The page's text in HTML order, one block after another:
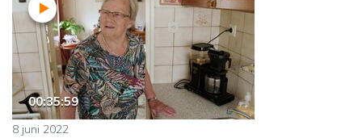
00:35:59
8 juni 2022